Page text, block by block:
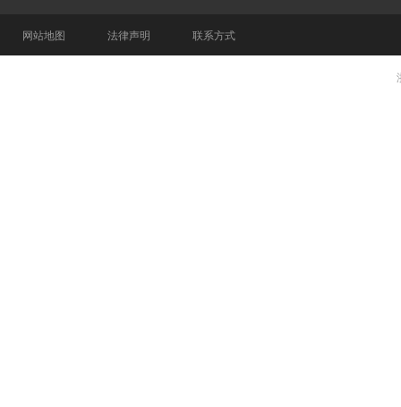
网站地图 法律声明 联系方式